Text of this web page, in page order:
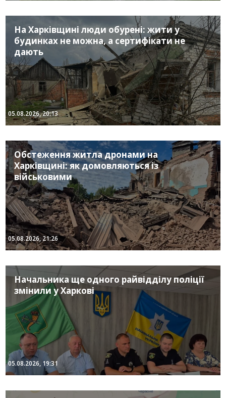
На Харківщині люди обурені: жити у
будинках не можна, а сертифікати не
дають
05.08.2026, 20:13
Обстеження житла дронами на
Харківщині: як домовляються із
військовими
05.08.2026, 21:26
Начальника ще одного райвідділу поліції
змінили у Харкові
05.08.2026, 19:31